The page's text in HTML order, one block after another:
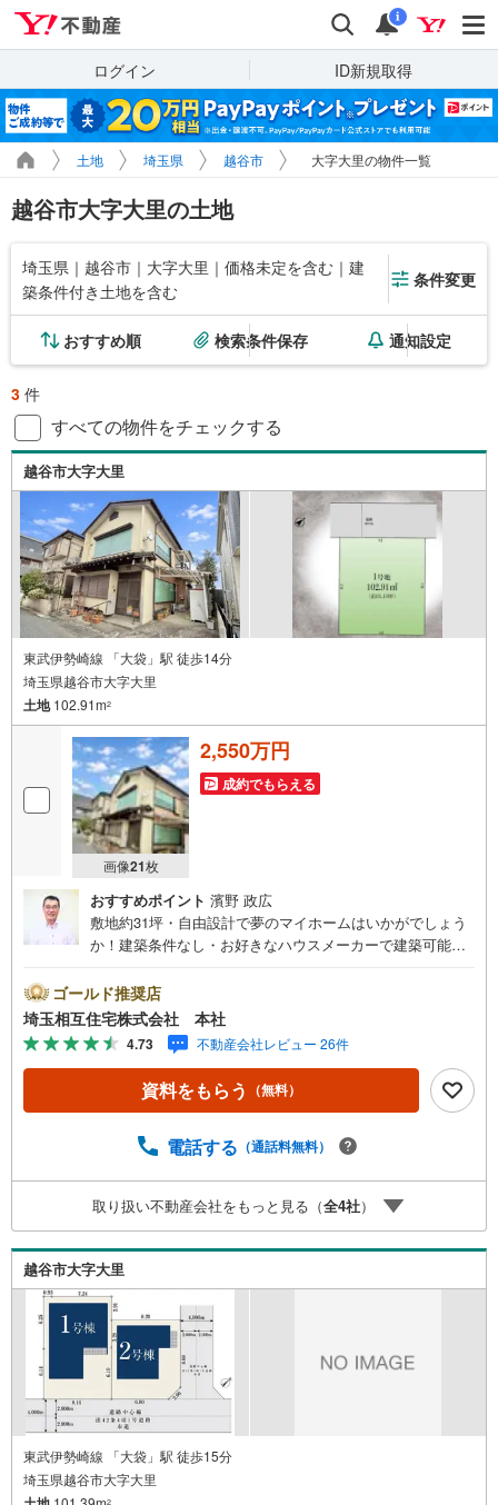
検索 通知
i
ログイン ID新規取得
土地 埼玉県 越谷市 大字大里の物件一覧
越谷市大字大里の土地
埼玉県｜越谷市｜大字大里｜価格未定を含む｜建
築条件付き土地を含む
条件変更
おすすめ順 検索条件保存 通知設定
3 件
すべての物件をチェックする
越谷市大字大里
東武伊勢崎線 「大袋」駅 徒歩14分
埼玉県越谷市大字大里
土地102.91m2
画像21枚
2,550万円
成約でもらえる
おすすめポイント 濱野 政広
敷地約31坪・自由設計で夢のマイホームはいかがでしょう
か！建築条件なし・お好きなハウスメーカーで建築可能！
約4分（300m）、お子様の通学に安心です！◇お子様がい
るお客様でも安心◇キッズスペース完備。チャイルドシー
トも完備しているので、必要の際はお声掛け下さい。◇住
宅ローンについて◇現在借入れがある、勤続年数が短い、
自己資金が少ない、住宅ローンが組めるか心配・・・そう
思われている方。当社には住宅ローン専門アドバイザーお
テム◇お住み替えでご自宅が売れない、不動産早期現金化
い・・・そう思われている方。一定期間で成約に至らなか
った場合、予め設定させていただいた金額で当社が買取致
します。越谷の戸建、土地、マンション買取は埼玉相互住
宅蒲生本店まで！
ゴールド推奨店
埼玉相互住宅株式会社 本社
4.73 不動産会社レビュー 26件
資料をもらう （無料）
電話する （通話料無料）
取り扱い不動産会社をもっと見る（全4社）
越谷市大字大里
東武伊勢崎線 「大袋」駅 徒歩15分
埼玉県越谷市大字大里
2